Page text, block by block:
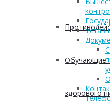
Обучающие
здорового